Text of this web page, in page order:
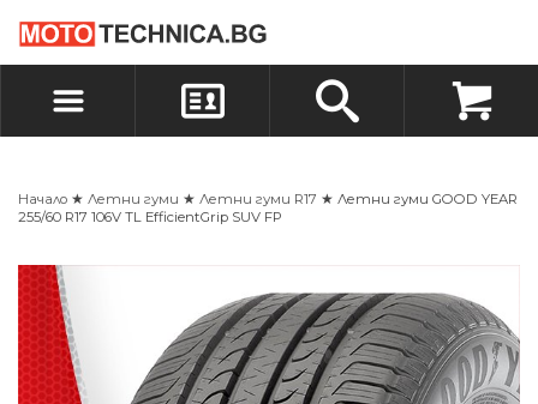
ВХОД
БЪРЗА ПОРЪЧКА ПОРЪЧКА
Начало ★ Летни гуми ★ Летни гуми R17 ★ Летни гуми GOOD YEAR
255/60 R17 106V TL EfficientGrip SUV FP